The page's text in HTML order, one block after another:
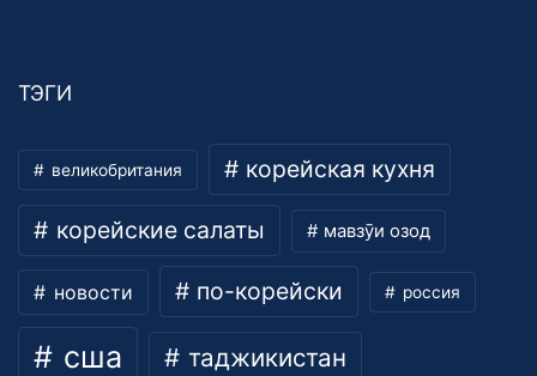
ТЭГИ
великобритания корейская кухня
корейские салаты мавзӯи озод
новости по-корейски россия
сша таджикистан